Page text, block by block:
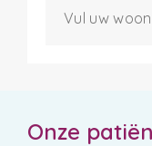
Onze